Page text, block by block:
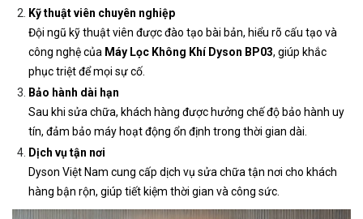
Kỹ thuật viên chuyên nghiệp
Đội ngũ kỹ thuật viên được đào tạo bài bản, hiểu rõ cấu tạo và
công nghệ của Máy Lọc Không Khí Dyson BP03, giúp khắc
phục triệt để mọi sự cố.
Bảo hành dài hạn
Sau khi sửa chữa, khách hàng được hưởng chế độ bảo hành uy
tín, đảm bảo máy hoạt động ổn định trong thời gian dài.
Dịch vụ tận nơi
Dyson Việt Nam cung cấp dịch vụ sửa chữa tận nơi cho khách
hàng bận rộn, giúp tiết kiệm thời gian và công sức.